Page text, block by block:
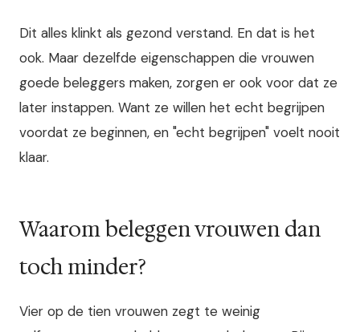
Dit alles klinkt als gezond verstand. En dat is het
ook. Maar dezelfde eigenschappen die vrouwen
goede beleggers maken, zorgen er ook voor dat ze
later instappen. Want ze willen het echt begrijpen
voordat ze beginnen, en "echt begrijpen" voelt nooit
klaar.
Waarom beleggen vrouwen dan
toch minder?
Vier op de tien vrouwen zegt te weinig